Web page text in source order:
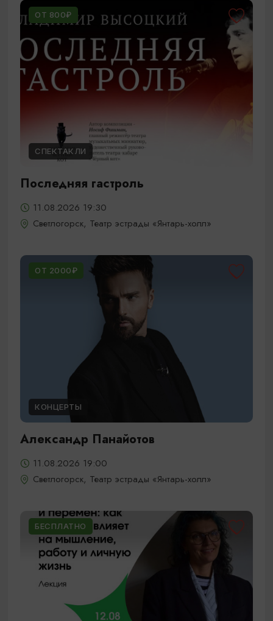
ОТ 800₽
СПЕКТАКЛИ
Последняя гастроль
11.08.2026 19:30
Светлогорск, Театр эстрады «Янтарь-холл»
ОТ 2000₽
КОНЦЕРТЫ
Александр Панайотов
11.08.2026 19:00
Светлогорск, Театр эстрады «Янтарь-холл»
БЕСПЛАТНО